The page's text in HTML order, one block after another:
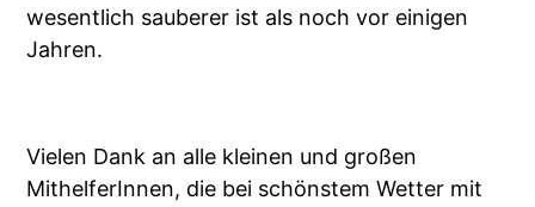
wesentlich sauberer ist als noch vor einigen
Jahren.
Vielen Dank an alle kleinen und großen
MithelferInnen, die bei schönstem Wetter mit